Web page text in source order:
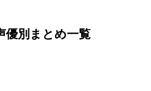
優別まとめ一覧